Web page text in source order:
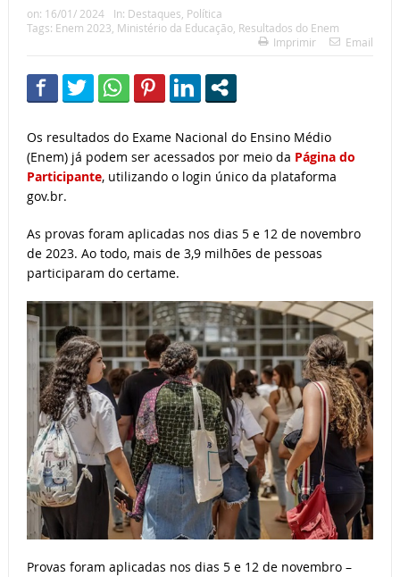
on: 16/01/ 2024 In: Destaques, Política
Tags: Enem 2023, Ministério da Educação, Resultados do Enem
Imprimir
Email
Os resultados do Exame Nacional do Ensino Médio
(Enem) já podem ser acessados por meio da Página do
Participante, utilizando o login único da plataforma
gov.br.
As provas foram aplicadas nos dias 5 e 12 de novembro
de 2023. Ao todo, mais de 3,9 milhões de pessoas
participaram do certame.
Provas foram aplicadas nos dias 5 e 12 de novembro –